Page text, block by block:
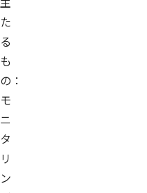
た
る
も
の：
モ
ニ
タ
リ
ン